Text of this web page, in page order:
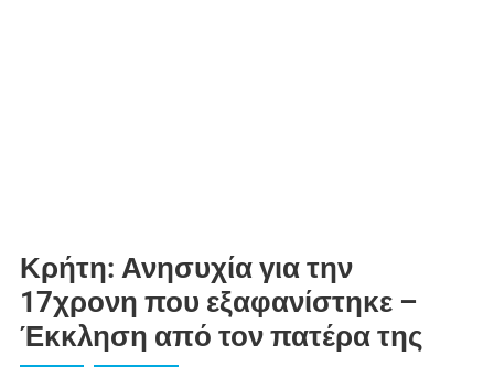
Κρήτη: Ανησυχία για την
17χρονη που εξαφανίστηκε –
Έκκληση από τον πατέρα της